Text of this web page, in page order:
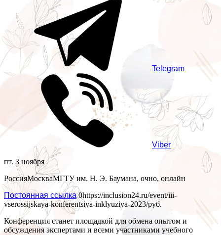
Telegram
Viber
пт. 3 ноября
РоссияМоскваМГТУ им. Н. Э. Баумана, очно, онлайн
Постоянная ссылка 0https://inclusion24.ru/event/iii-
vserossijskaya-konferentsiya-inklyuziya-2023/руб.
Конференция станет площадкой для обмена опытом и
обсуждения экспертами и всеми участниками учебного